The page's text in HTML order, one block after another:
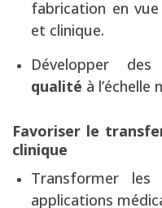
fabrication en
et clinique.
Développer
qualité à l’échelle
Favoriser le
clinique
Transformer les
applications